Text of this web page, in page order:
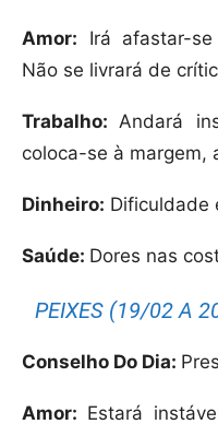
Amor: Irá afastar-
Não se livrará de
Trabalho:Andará
coloca-se à margem,
Dinheiro: Dificuldade
Saúde: Dores nas
PEIXES (19/02 A
Conselho Do Dia:
Amor: Estará